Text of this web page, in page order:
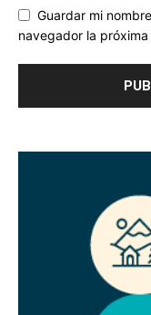
Guardar mi
navegador la